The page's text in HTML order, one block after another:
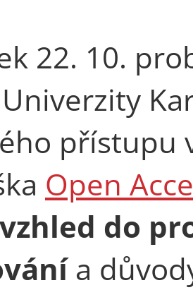
22. 10.
přístupu
Open
vzhled do
a